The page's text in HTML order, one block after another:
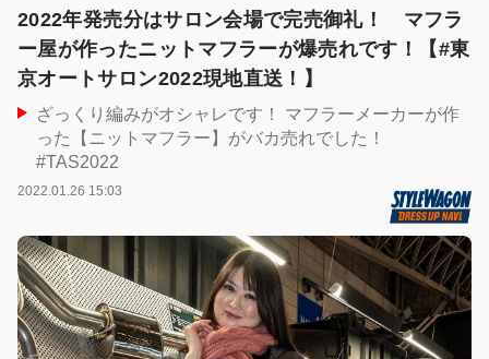
2022年発売分はサロン会場で完売御礼！ マフラ
ー屋が作ったニットマフラーが爆売れです！【#東
京オートサロン2022現地直送！】
ざっくり編みがオシャレです！ マフラーメーカーが作
った【ニットマフラー】がバカ売れでした！
#TAS2022
2022.01.26 15:03